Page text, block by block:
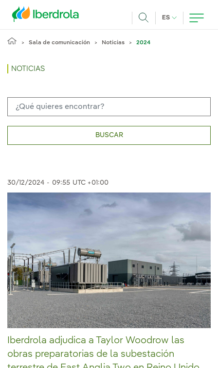
ES IDIOMA
Sala de comunicación Noticias 2024
NOTICIAS
BUSCAR
30/12/2024 - 09:55 UTC +01:00
Iberdrola adjudica a Taylor Woodrow las
obras preparatorias de la subestación